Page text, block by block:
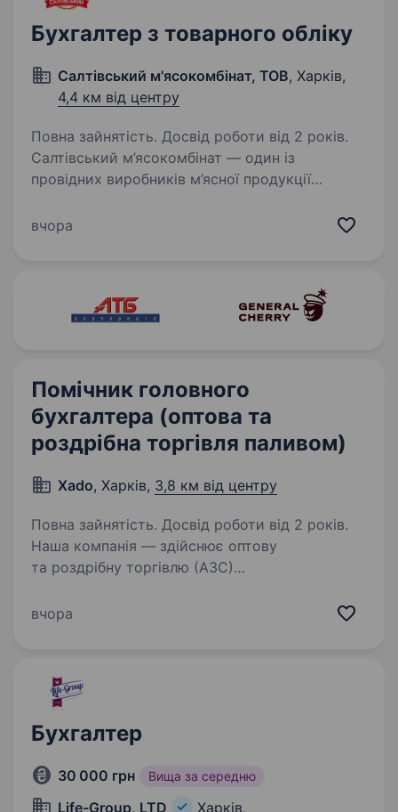
Бухгалтер з товарного обліку
Салтівський м'ясокомбінат, ТОВ, Харків,
4,4 км від центру
Повна зайнятість. Досвід роботи від 2 років.
Салтівський м’ясокомбінат — один із
провідних виробників м’ясної продукції
бухгалтера. Ми пропонуємо: офіційне
вчора
Помічник головного
бухгалтера (оптова та
роздрібна торгівля паливом)
Xado, Харків, 3,8 км від центру
Повна зайнятість. Досвід роботи від 2 років.
Наша компанія — здійснює оптову
та роздрібну торгівлю (АЗС)
знання та практичний досвід роботи в 1С,
вчора
Бухгалтер
30 000 грн Вища за середню
Life-Group, LTD Харків,